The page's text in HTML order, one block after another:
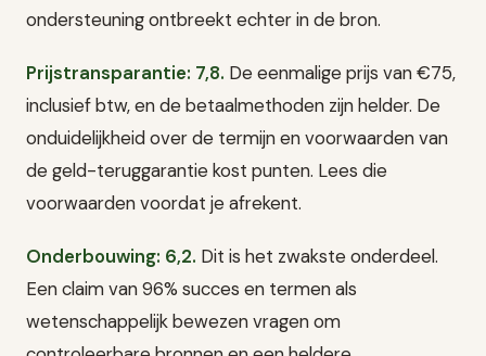
ondersteuning ontbreekt echter in de bron.
Prijstransparantie: 7,8. De eenmalige prijs van €75,
inclusief btw, en de betaalmethoden zijn helder. De
onduidelijkheid over de termijn en voorwaarden van
de geld-teruggarantie kost punten. Lees die
voorwaarden voordat je afrekent.
Onderbouwing: 6,2. Dit is het zwakste onderdeel.
Een claim van 96% succes en termen als
wetenschappelijk bewezen vragen om